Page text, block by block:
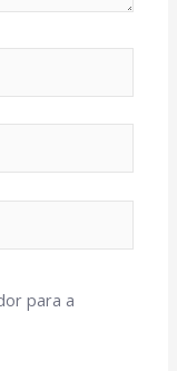
para a